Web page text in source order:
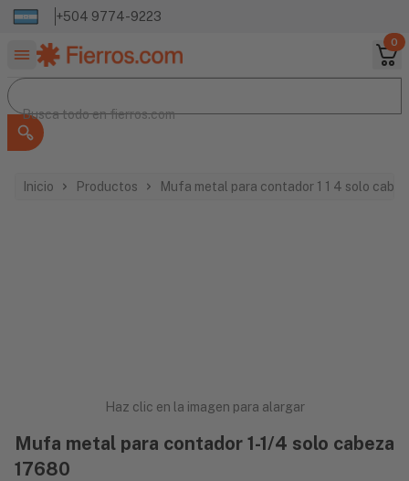
+504 9774-9223
0
Buscar productos
Busca todo en
Busca todo enfierros.com
Inicio Productos Mufa metal para contador 1 1 4 solo
Haz clic en la imagen para alargar
Mufa metal para contador 1-1/4 solo cabeza
17680